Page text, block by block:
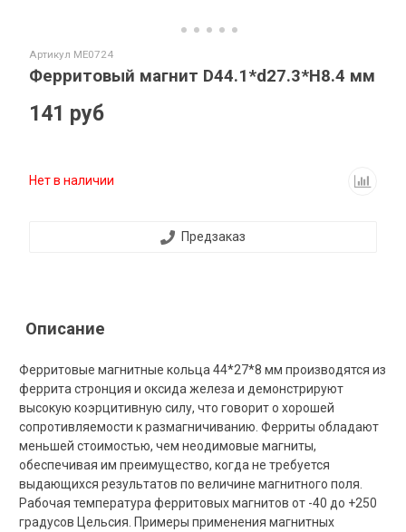
Артикул ME0724
Ферритовый магнит D44.1*d27.3*H8.4 мм
Нет в наличии
141 руб
Предзаказ
Описание
Ферритовые магнитные кольца 44*27*8 мм производятся из
феррита стронция и оксида железа и демонстрируют
высокую коэрцитивную силу, что говорит о хорошей
сопротивляемости к размагничиванию. Ферриты обладают
меньшей стоимостью, чем неодимовые магниты,
обеспечивая им преимущество, когда не требуется
выдающихся результатов по величине магнитного поля.
Рабочая температура ферритовых магнитов от -40 до +250
градусов Цельсия. Примеры применения магнитных